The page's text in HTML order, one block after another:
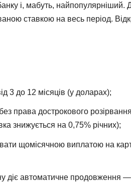
і, мабуть,
ставкою на весь період.
3 до 12 місяців (у доларах);
права дострокового
знижується на 0,75% річних);
щомісячною виплатою на
діє автоматичне продовження